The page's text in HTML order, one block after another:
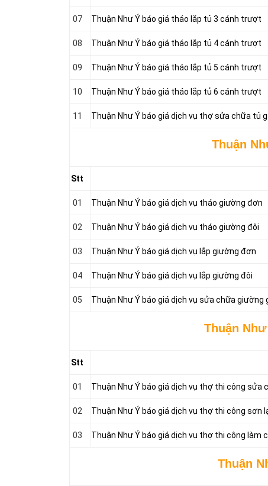
07 Thuận Như Ý báo giá tháo lắp tủ 3 cánh trượt
08 Thuận Như Ý báo giá tháo lắp tủ 4 cánh trượt
09 Thuận Như Ý báo giá tháo lắp tủ 5 cánh trượt
10 Thuận Như Ý báo giá tháo lắp tủ 6 cánh trượt
11 Thuận Như Ý báo giá dịch vụ thợ sửa chữa tủ
Thuận
Stt
01 Thuận Như Ý báo giá dịch vụ tháo giường đơn
02 Thuận Như Ý báo giá dịch vụ tháo giường đôi
03 Thuận Như Ý báo giá dịch vụ lắp giường đơn
04 Thuận Như Ý báo giá dịch vụ lắp giường đôi
05 Thuận Như Ý báo giá dịch vụ sửa chữa giường
Thuận
Stt
01 Thuận Như Ý báo giá dịch vụ thợ thi công sửa
02 Thuận Như Ý báo giá dịch vụ thợ thi công sơn
03 Thuận Như Ý báo giá dịch vụ thợ thi công làm
Thuận